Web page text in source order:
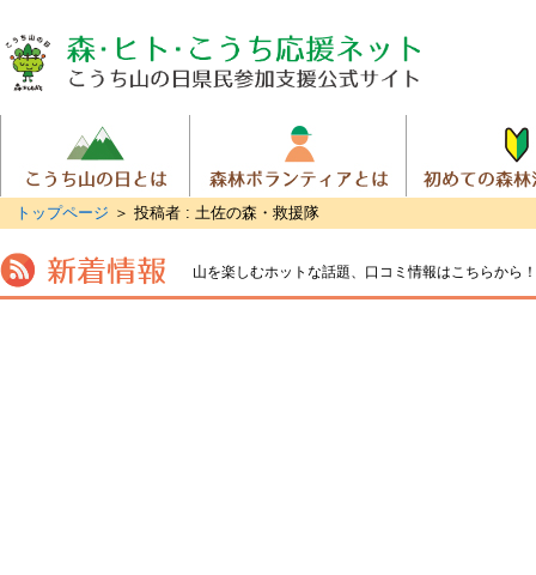
トップページ ＞投稿者 : 土佐の森・救援隊
山を楽しむホットな話題、 口コミ情報はこちらから！